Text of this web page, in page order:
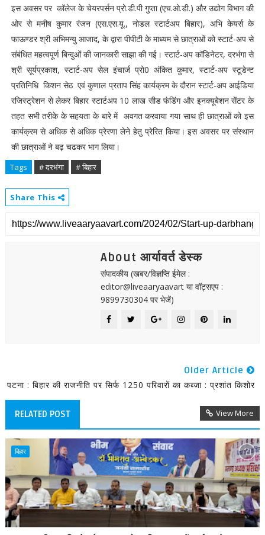
इस अवसर पर कॉलेज के चेयरपर्सन प्रो.डी.पी गुप्ता (एच.ओ.डी.) और उद्योग विभाग की
ओर से मनीष कुमार रंजन (एस.एस.यू., नोडल स्टार्टअप बिहार), अभि केयर्स के
फाऊण्डर श्री अभिमन्यु आजाद, के द्वारा पीपीटी के माध्यम से छात्राओं को स्टार्ट-अप से
संबंधित महत्वपूर्ण बिन्दुओं की जानकारी साझा की गई। स्टार्ट-अप कॉडिनेटर, दरभंगा से
श्री सूर्यप्रकाश, स्टार्ट-अप सेल इंचार्ज प्रो0 अंकित कुमार, स्टार्ट-अप स्टूडेन्ट
प्रतिनिधि किशन सेठ एवं कुणाल प्रताप सिंह कार्यक्रम के दौरान स्टार्ट-अप आईडिया
रजिस्ट्रेशन से लेकर बिहार स्टार्टअप 10 लाख सीड फंडिंग और इनक्यूबेशन सेंटर के
तहत सभी तरीके के सहयता के बारे में अवगत करवाया गया साथ ही छात्राओं को इस
कार्यक्रम से अधिक से अधिक प्रेरणा लेने हेतु प्रेरित किया। इस अवसर पर संस्थान
की छात्राओं ने बढ़ चढकर भाग लिया।
Tags # दरभंगा # बिहार
Share This
About आर्यावर्त डेस्क
संपादकीय (खबर/विज्ञप्ति ईमेल :
editor@liveaaryaavart या वॉट्सएप :
9899730304 पर भेजें)
Older Article
पटना : बिहार की राजनीति पर सिर्फ 1250 परिवारों का कब्जा : प्रशांत किशोर
RELATED POST View More
बिहार